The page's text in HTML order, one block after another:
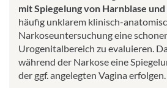
mit Spiegelung von Harnblase und
häufig unklarem klinisch-
Narkoseuntersuchung eine
Urogenitalbereich zu evaluieren.
während der Narkose eine
der ggf. angelegten Vagina erfolgen.